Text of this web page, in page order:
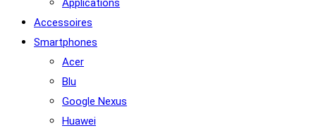
Applications
Accessoires
Smartphones
Acer
Blu
Google Nexus
Huawei